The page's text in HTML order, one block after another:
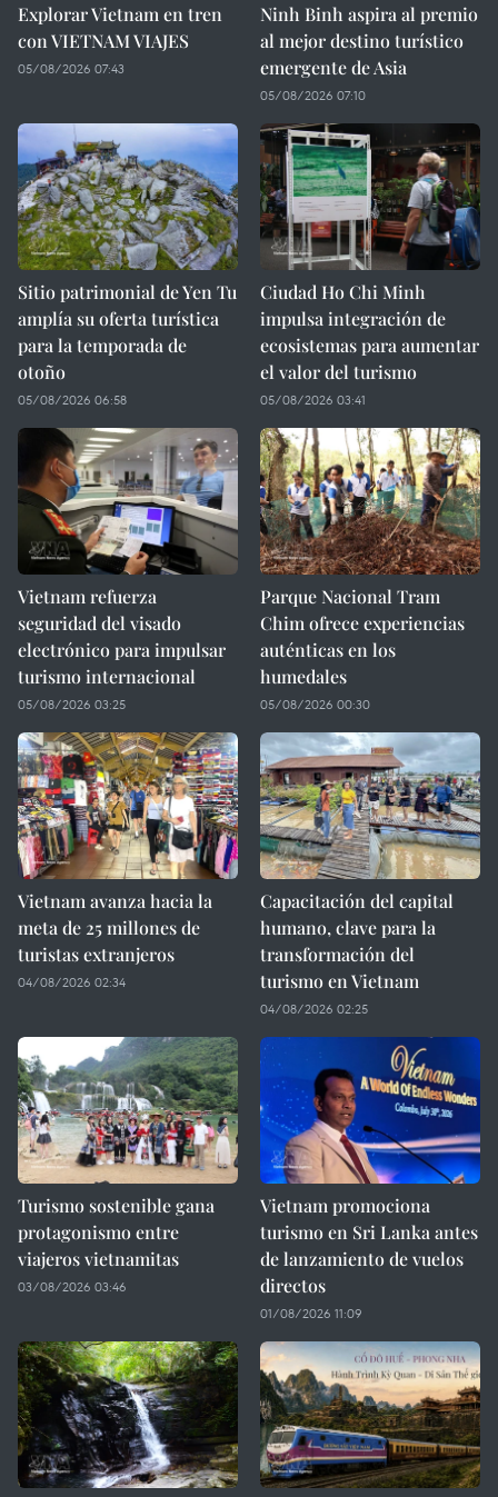
Explorar Vietnam en tren
con VIETNAM VIAJES
05/08/2026 07:43
Ninh Binh aspira al premio
al mejor destino turístico
emergente de Asia
05/08/2026 07:10
Sitio patrimonial de Yen Tu
amplía su oferta turística
para la temporada de
otoño
05/08/2026 06:58
Ciudad Ho Chi Minh
impulsa integración de
ecosistemas para aumentar
el valor del turismo
05/08/2026 03:41
Vietnam refuerza
seguridad del visado
electrónico para impulsar
turismo internacional
05/08/2026 03:25
Parque Nacional Tram
Chim ofrece experiencias
auténticas en los
humedales
05/08/2026 00:30
Vietnam avanza hacia la
meta de 25 millones de
turistas extranjeros
04/08/2026 02:34
Capacitación del capital
humano, clave para la
transformación del
turismo en Vietnam
04/08/2026 02:25
Turismo sostenible gana
protagonismo entre
viajeros vietnamitas
03/08/2026 03:46
Vietnam promociona
turismo en Sri Lanka antes
de lanzamiento de vuelos
directos
01/08/2026 11:09